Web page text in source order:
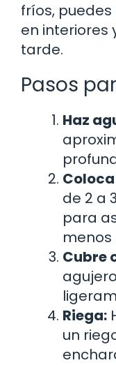
fríos,
en interiores
tarde.
Pasos
Haz
de 2 a
para
menos
Cubre
Riega:
un